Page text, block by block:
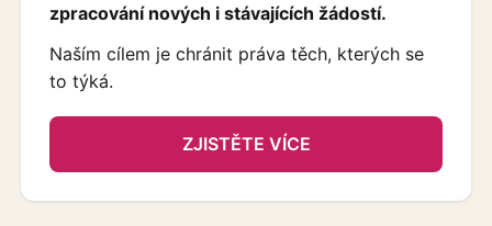
zpracování nových i stávajících žádostí.
Naším cílem je chránit práva těch, kterých se
to týká.
ZJISTĚTE VÍCE